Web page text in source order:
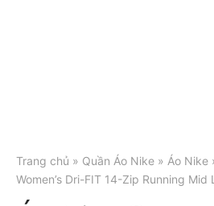
Trang chủ » Quần Áo Nike » Áo Nike
Women’s Dri-FIT 14-Zip Running